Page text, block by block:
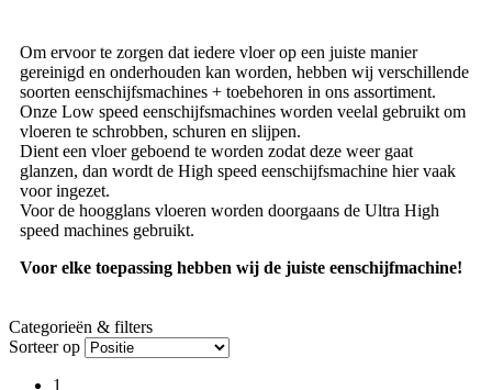
Om ervoor te zorgen dat iedere vloer op een juiste manier
gereinigd en onderhouden kan worden, hebben wij verschillende
soorten eenschijfsmachines + toebehoren in ons assortiment.
Onze Low speed eenschijfsmachines worden veelal gebruikt om
vloeren te schrobben, schuren en slijpen.
Dient een vloer geboend te worden zodat deze weer gaat
glanzen, dan wordt de High speed eenschijfsmachine hier vaak
voor ingezet.
Voor de hoogglans vloeren worden doorgaans de Ultra High
speed machines gebruikt.
Voor elke toepassing hebben wij de juiste eenschijfmachine!
Categorieën & filters
Sorteer op
1